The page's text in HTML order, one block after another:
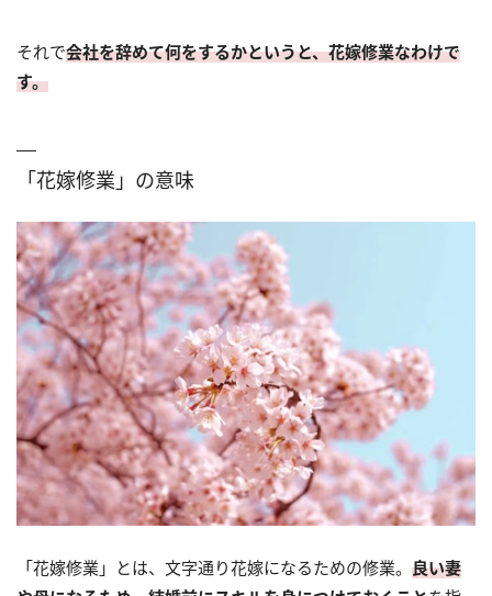
それで会社を辞めて何をするかというと、花嫁修業なわけで
す。
「花嫁修業」の意味
「花嫁修業」とは、文字通り花嫁になるための修業。 良い妻